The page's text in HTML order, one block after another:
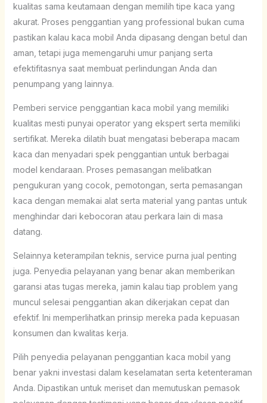
kualitas sama keutamaan dengan memilih tipe kaca yang
akurat. Proses penggantian yang professional bukan cuma
pastikan kalau kaca mobil Anda dipasang dengan betul dan
aman, tetapi juga memengaruhi umur panjang serta
efektifitasnya saat membuat perlindungan Anda dan
penumpang yang lainnya.
Pemberi service penggantian kaca mobil yang memiliki
kualitas mesti punyai operator yang ekspert serta memiliki
sertifikat. Mereka dilatih buat mengatasi beberapa macam
kaca dan menyadari spek penggantian untuk berbagai
model kendaraan. Proses pemasangan melibatkan
pengukuran yang cocok, pemotongan, serta pemasangan
kaca dengan memakai alat serta material yang pantas untuk
menghindar dari kebocoran atau perkara lain di masa
datang.
Selainnya keterampilan teknis, service purna jual penting
juga. Penyedia pelayanan yang benar akan memberikan
garansi atas tugas mereka, jamin kalau tiap problem yang
muncul selesai penggantian akan dikerjakan cepat dan
efektif. Ini memperlihatkan prinsip mereka pada kepuasan
konsumen dan kwalitas kerja.
Pilih penyedia pelayanan penggantian kaca mobil yang
benar yakni investasi dalam keselamatan serta ketenteraman
Anda. Dipastikan untuk meriset dan memutuskan pemasok